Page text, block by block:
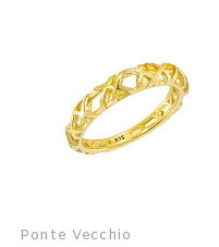
Ponte Vecchio